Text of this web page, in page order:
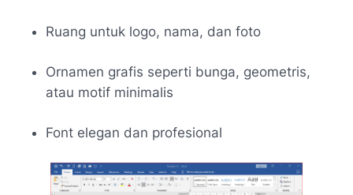
Ruang untuk logo, nama, dan foto
Ornamen grafis seperti bunga, geometris,
atau motif minimalis
Font elegan dan profesional